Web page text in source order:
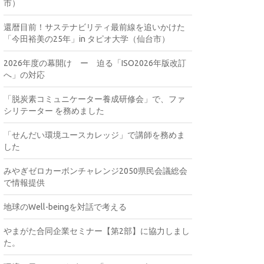
市）
還暦目前！サステナビリティ最前線を追いかけた
「今田裕美の25年」in タピオ大学（仙台市）
2026年度の幕開け ー 迫る「ISO2026年版改訂
へ」の対応
「脱炭素コミュニケーター養成研修会」で、ファ
シリテーター を務めました
「せんだい環境ユースカレッジ」で講師を務めま
した
みやぎゼロカーボンチャレンジ2050県民会議総会
で情報提供
地球のWell-beingを対話で考える
やまがた合同企業セミナー【第2部】に協力しまし
た。